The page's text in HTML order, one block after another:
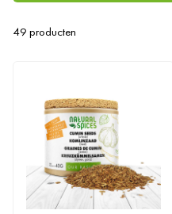
49 producten